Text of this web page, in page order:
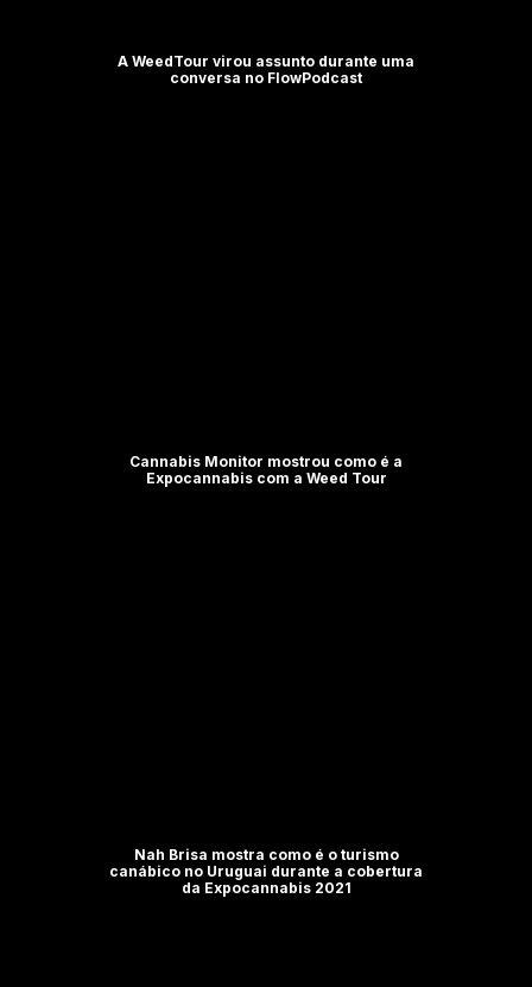
A WeedTour virou assunto durante uma
conversa no FlowPodcast
Cannabis Monitor mostrou como é a
Expocannabis com a Weed Tour
Nah Brisa mostra como é o turismo
canábico no Uruguai durante a cobertura
da Expocannabis 2021